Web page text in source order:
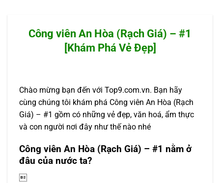
Công viên An Hòa (Rạch Giá) – #1
[Khám Phá Vẻ Đẹp]
Chào mừng bạn đến với Top9.com.vn. Bạn hãy
cùng chúng tôi khám phá Công viên An Hòa (Rạch
Giá) – #1 gồm có những vẻ đẹp, văn hoá, ẩm thực
và con người nơi đây như thế nào nhé
Công viên An Hòa (Rạch Giá) – #1 nằm ở
đâu của nước ta?
